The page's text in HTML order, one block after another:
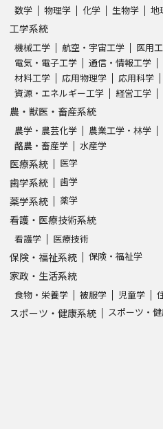
志望校・出
併願校選び 受験
テレメール全国一
学問のミニ講義「
ユーザーサポ
数学 物理学 化学 生物学 地
工学系統
機械工学 航空・宇宙工学
医用
電気・電子工学
通信・情報工学
材料工学
応用物理学 応用科学
資源・エネルギー工学
経営工学
農・獣医・畜産系統
農学・農芸化学 農業工学・林学
酪農・畜産学
水産学
医療系統 医学
歯学系統 歯学
薬学系統 薬学
看護・医療技術系統
看護学 医療技術
保険・福祉系統 保険・福祉学
家政・生活系統
食物・栄養学 被服学 児童学
スポーツ・健康系統 スポーツ・